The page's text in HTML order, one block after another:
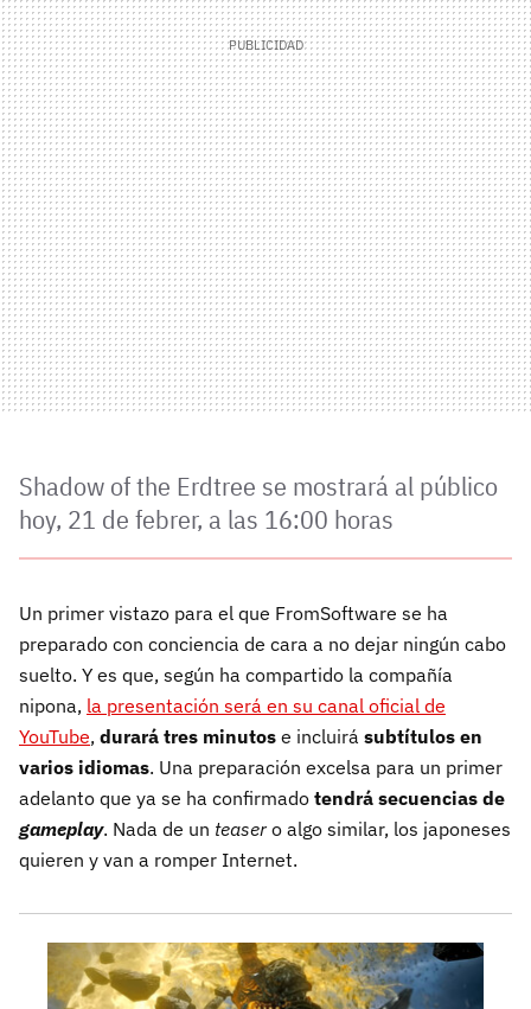
Shadow of the Erdtree se mostrará al público
hoy, 21 de febrer, a las 16:00 horas
Un primer vistazo para el que FromSoftware se ha
preparado con conciencia de cara a no dejar ningún cabo
suelto. Y es que, según ha compartido la compañía
nipona, la presentación será en su canal oficial de
YouTube, durará tres minutos e incluirá subtítulos en
varios idiomas. Una preparación excelsa para un primer
adelanto que ya se ha confirmado tendrá secuencias de
gameplay. Nada de un teaser o algo similar, los japoneses
quieren y van a romper Internet.